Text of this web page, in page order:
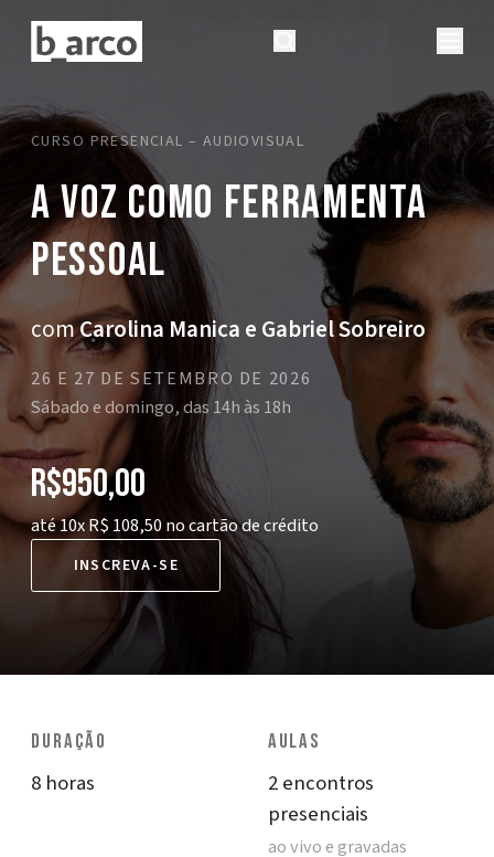
CURSO PRESENCIAL – AUDIOVISUAL
A Voz Como Ferramenta
Pessoal
comCarolina Manica e Gabriel Sobreiro
26 E 27 DE SETEMBRO DE 2026
Sábado e domingo, das 14h às 18h
R$950,00
até 10x R$ 108,50 no cartão de crédito
INSCREVA-SE
DURAÇÃO
8 horas
AULAS
2 encontros
presenciais
ao vivo e gravadas